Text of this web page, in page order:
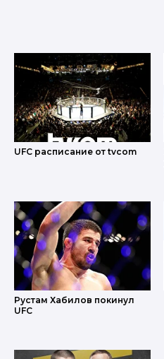
UFC расписание от tvcom
Рустам Хабилов покинул
UFC